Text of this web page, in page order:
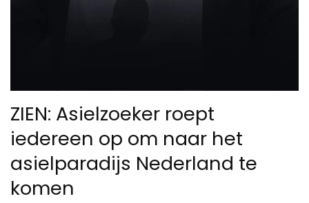
ZIEN: Asielzoeker roept
iedereen op om naar het
asielparadijs Nederland te
komen